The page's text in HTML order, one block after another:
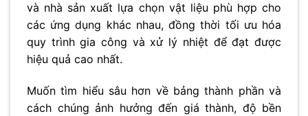
và nhà sản xuất lựa chọn vật liệu phù hợp cho
các ứng dụng khác nhau, đồng thời tối ưu hóa
quy trình gia công và xử lý nhiệt để đạt được
hiệu quả cao nhất.
Muốn tìm hiểu sâu hơn về bảng thành phần và
cách chúng ảnh hưởng đến giá thành, độ bền